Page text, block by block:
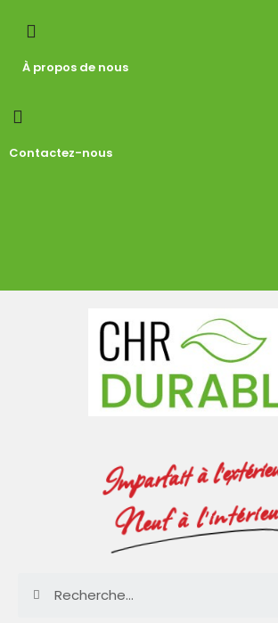
À propos de nous
Contactez-nous
Imparfait à
Neuf à